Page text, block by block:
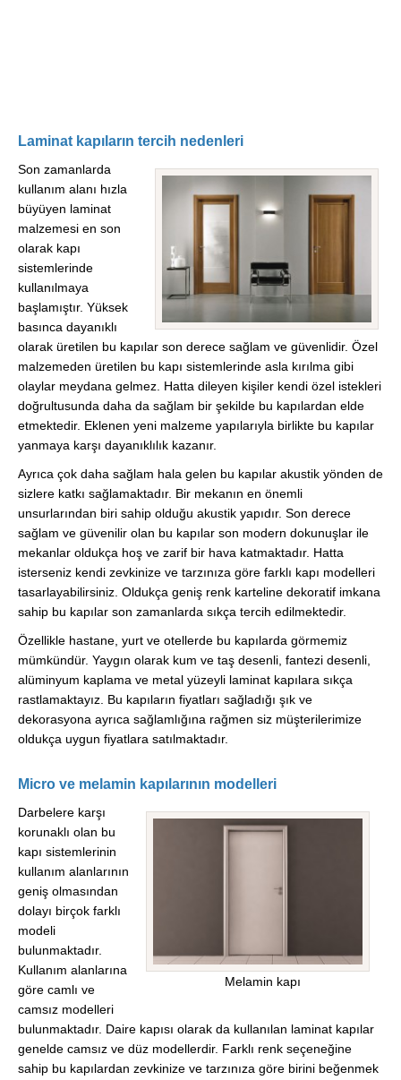
Laminat kapıların tercih nedenleri
Son zamanlarda
kullanım alanı hızla
büyüyen laminat
malzemesi en son
olarak kapı
sistemlerinde
kullanılmaya
başlamıştır. Yüksek
basınca dayanıklı
olarak üretilen bu kapılar son derece sağlam ve güvenlidir. Özel
malzemeden üretilen bu kapı sistemlerinde asla kırılma gibi
olaylar meydana gelmez. Hatta dileyen kişiler kendi özel istekleri
doğrultusunda daha da sağlam bir şekilde bu kapılardan elde
etmektedir. Eklenen yeni malzeme yapılarıyla birlikte bu kapılar
yanmaya karşı dayanıklılık kazanır.
Ayrıca çok daha sağlam hala gelen bu kapılar akustik yönden de
sizlere katkı sağlamaktadır. Bir mekanın en önemli
unsurlarından biri sahip olduğu akustik yapıdır. Son derece
sağlam ve güvenilir olan bu kapılar son modern dokunuşlar ile
mekanlar oldukça hoş ve zarif bir hava katmaktadır. Hatta
isterseniz kendi zevkinize ve tarzınıza göre farklı kapı modelleri
tasarlayabilirsiniz. Oldukça geniş renk karteline dekoratif imkana
sahip bu kapılar son zamanlarda sıkça tercih edilmektedir.
Özellikle hastane, yurt ve otellerde bu kapılarda görmemiz
mümkündür. Yaygın olarak kum ve taş desenli, fantezi desenli,
alüminyum kaplama ve metal yüzeyli laminat kapılara sıkça
rastlamaktayız. Bu kapıların fiyatları sağladığı şık ve
dekorasyona ayrıca sağlamlığına rağmen siz müşterilerimize
oldukça uygun fiyatlara satılmaktadır.
Micro ve melamin kapılarının modelleri
Melamin kapı
Darbelere karşı
korunaklı olan bu
kapı sistemlerinin
kullanım alanlarının
geniş olmasından
dolayı birçok farklı
modeli
bulunmaktadır.
Kullanım alanlarına
göre camlı ve
camsız modelleri
bulunmaktadır. Daire kapısı olarak da kullanılan laminat kapılar
genelde camsız ve düz modellerdir. Farklı renk seçeneğine
sahip bu kapılardan zevkinize ve tarzınıza göre birini beğenmek